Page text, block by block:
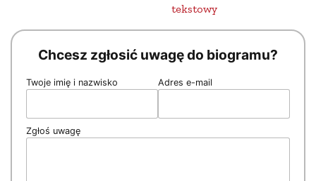
tekstowy
Chcesz zgłosić uwagę do biogramu?
Twoje imię i nazwisko Adres e-mail
Zgłoś uwagę